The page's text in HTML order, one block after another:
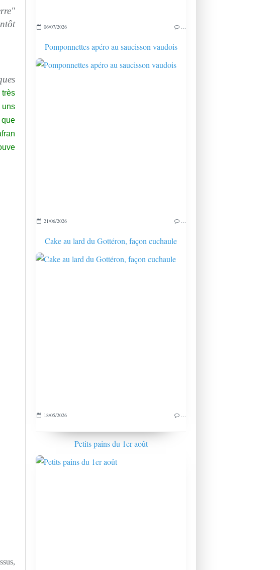
très
uns
06/07/2026 …
Pomponnettes apéro au saucisson vaudois
21/06/2026 …
Cake au lard du Gottéron, façon cuchaule
18/05/2026 …
Petits pains du 1er août